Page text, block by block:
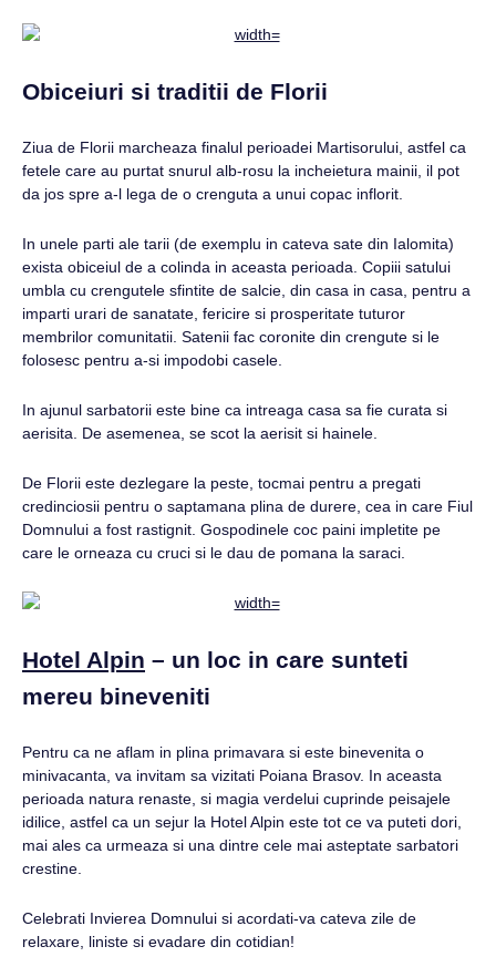
Obiceiuri si traditii de Florii
Ziua de Florii marcheaza finalul perioadei Martisorului, astfel ca
fetele care au purtat snurul alb-rosu la incheietura mainii, il pot
da jos spre a-l lega de o crenguta a unui copac inflorit.
In unele parti ale tarii (de exemplu in cateva sate din Ialomita)
exista obiceiul de a colinda in aceasta perioada. Copiii satului
umbla cu crengutele sfintite de salcie, din casa in casa, pentru a
imparti urari de sanatate, fericire si prosperitate tuturor
membrilor comunitatii. Satenii fac coronite din crengute si le
folosesc pentru a-si impodobi casele.
In ajunul sarbatorii este bine ca intreaga casa sa fie curata si
aerisita. De asemenea, se scot la aerisit si hainele.
De Florii este dezlegare la peste, tocmai pentru a pregati
credinciosii pentru o saptamana plina de durere, cea in care Fiul
Domnului a fost rastignit. Gospodinele coc paini impletite pe
care le orneaza cu cruci si le dau de pomana la saraci.
Hotel Alpin – un loc in care sunteti
mereu bineveniti
Pentru ca ne aflam in plina primavara si este binevenita o
minivacanta, va invitam sa vizitati Poiana Brasov. In aceasta
perioada natura renaste, si magia verdelui cuprinde peisajele
idilice, astfel ca un sejur la Hotel Alpin este tot ce va puteti dori,
mai ales ca urmeaza si una dintre cele mai asteptate sarbatori
crestine.
Celebrati Invierea Domnului si acordati-va cateva zile de
relaxare, liniste si evadare din cotidian!